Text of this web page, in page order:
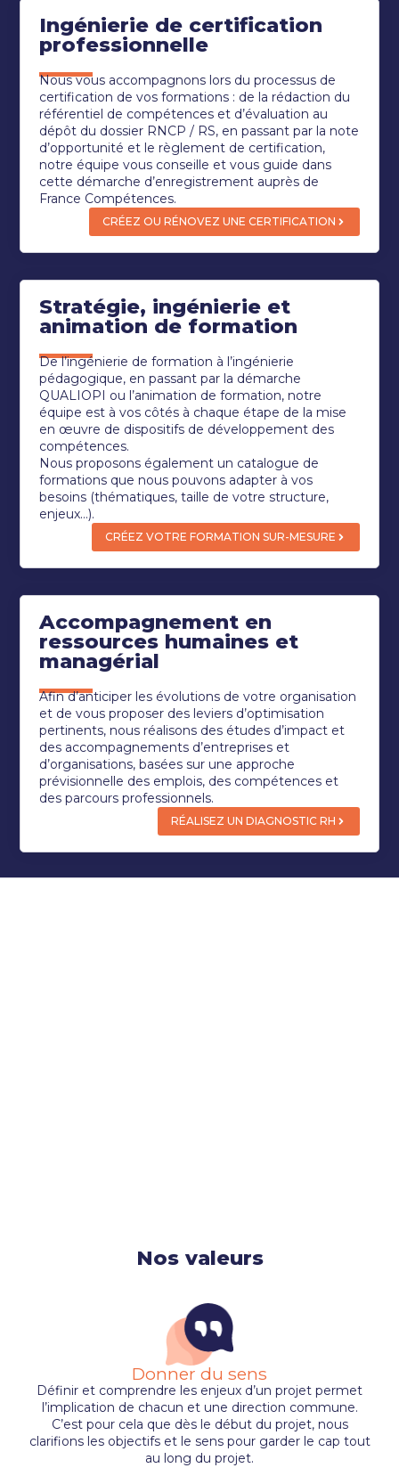
Ingénierie de certification
professionnelle
Nous vous accompagnons lors du processus de
certification de vos formations : de la rédaction du
référentiel de compétences et d’évaluation au
dépôt du dossier RNCP / RS, en passant par la note
d’opportunité et le règlement de certification,
notre équipe vous conseille et vous guide dans
cette démarche d’enregistrement auprès de
France Compétences.
CRÉEZ OU RÉNOVEZ UNE CERTIFICATION
Stratégie, ingénierie et
animation de formation
De l’ingénierie de formation à l’ingénierie
pédagogique, en passant par la démarche
QUALIOPI ou l’animation de formation, notre
équipe est à vos côtés à chaque étape de la mise
en œuvre de dispositifs de développement des
compétences.
Nous proposons également un catalogue de
formations que nous pouvons adapter à vos
besoins (thématiques, taille de votre structure,
enjeux…).
CRÉEZ VOTRE FORMATION SUR-MESURE
Accompagnement en
ressources humaines et
managérial
Afin d’anticiper les évolutions de votre organisation
et de vous proposer des leviers d’optimisation
pertinents, nous réalisons des études d’impact et
des accompagnements d’entreprises et
d’organisations, basées sur une approche
prévisionnelle des emplois, des compétences et
des parcours professionnels.
RÉALISEZ UN DIAGNOSTIC RH
Nos valeurs
Donner du sens
Définir et comprendre les enjeux d’un projet permet
l’implication de chacun et une direction commune.
C’est pour cela que dès le début du projet, nous
clarifions les objectifs et le sens pour garder le cap tout
au long du projet.